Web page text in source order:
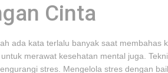
Cinta
ada kata terlalu banyak saat membahas
merawat kesehatan mental juga.
stres. Mengelola stres dengan